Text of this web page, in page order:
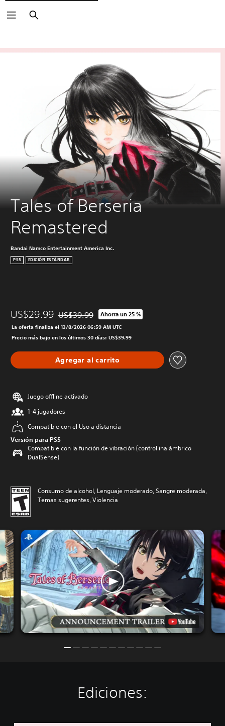
Buscar
Tales of Berseria
Remastered
Bandai Namco Entertainment America Inc.
PS5 EDICIÓN ESTÁNDAR
US$29.99 Rebajado del precio original de US$39.99
US$39.99 Ahorra un 25 %
La oferta finaliza el 13/8/2026 06:59 AM UTC
Precio más bajo en los últimos 30 días: US$39.99
Agregar al carrito
Juego offline activado
1-4 jugadores
Compatible con el Uso a distancia
Versión para PS5
Compatible con la función de vibración (control inalámbrico
DualSense)
Consumo de alcohol, Lenguaje moderado, Sangre moderada,
Temas sugerentes, Violencia
Ediciones: